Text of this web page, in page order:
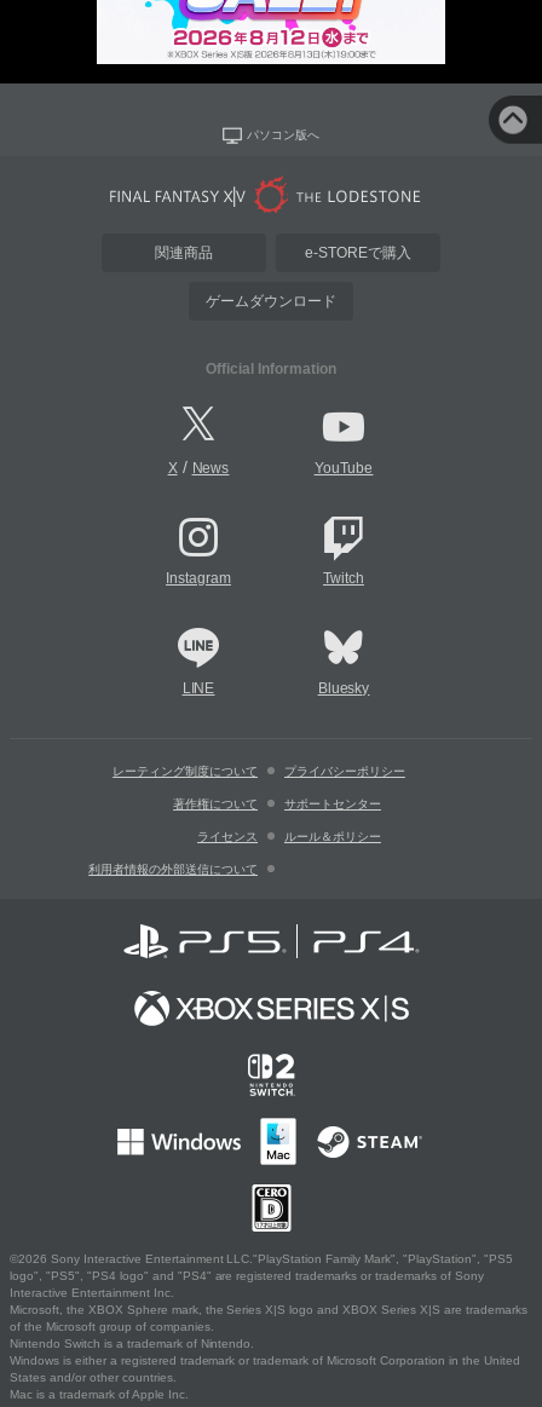
パソコン版へ
関連商品 e-STOREで購入
ゲームダウンロード
Official Information
X/ News YouTube
Instagram Twitch
LINE Bluesky
レーティング制度について プライバシーポリシー
著作権について サポートセンター
ライセンス ルール＆ポリシー
利用者情報の外部送信について
©2026 Sony Interactive Entertainment LLC."PlayStation Family Mark", "PlayStation", "PS5
logo", "PS5", "PS4 logo" and "PS4" are registered trademarks or trademarks of Sony
Interactive Entertainment Inc.
Microsoft, the XBOX Sphere mark, the Series X|S logo and XBOX Series X|S are trademarks
of the Microsoft group of companies.
Nintendo Switch is a trademark of Nintendo.
Windows is either a registered trademark or trademark of Microsoft Corporation in the United
States and/or other countries.
Mac is a trademark of Apple Inc.